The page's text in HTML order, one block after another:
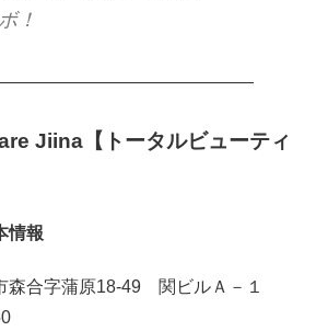
！
Jiina【トータルビューティ
情報
森合字蒲原18-49 関ビルＡ－１